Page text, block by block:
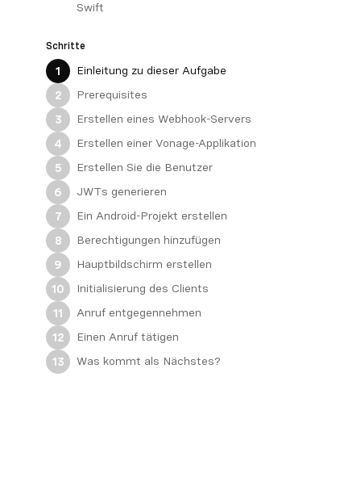
Swift
Schritte
1
Einleitung zu dieser Aufgabe
2
Prerequisites
3
Erstellen eines Webhook-Servers
4
Erstellen einer Vonage-Applikation
5
Erstellen Sie die Benutzer
6
JWTs generieren
7
Ein Android-Projekt erstellen
8
Berechtigungen hinzufügen
9
Hauptbildschirm erstellen
10
Initialisierung des Clients
11
Anruf entgegennehmen
12
Einen Anruf tätigen
13
Was kommt als Nächstes?